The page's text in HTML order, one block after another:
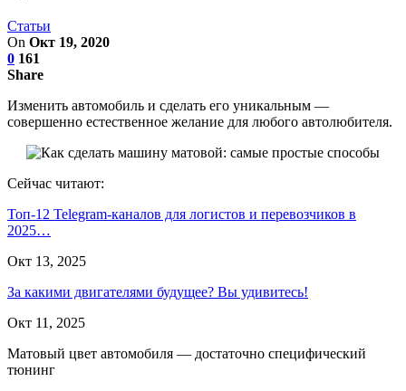
Статьи
On Окт 19, 2020
0 161
Share
Изменить автомобиль и сделать его уникальным —
совершенно естественное желание для любого автолюбителя.
Сейчас читают:
Топ-12 Telegram-каналов для логистов и перевозчиков в
2025…
Окт 13, 2025
За какими двигателями будущее? Вы удивитесь!
Окт 11, 2025
Матовый цвет автомобиля — достаточно специфический
тюнинг